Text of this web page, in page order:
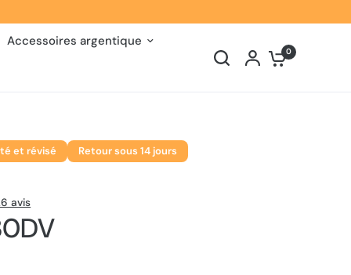
Accessoires argentique
0
et révisé Retour sous 14 jours
avis